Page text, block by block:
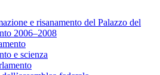
e risanamento del Palazzo del
2006–2008
e scienza